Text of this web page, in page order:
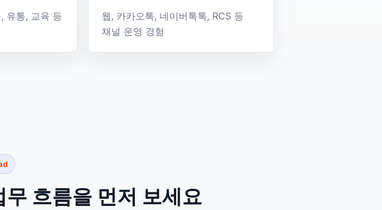
유통, 교육 등
웹, 카카오톡, 네이버톡톡, RCS 등
채널 운영 경험
흐름을 먼저 보세요